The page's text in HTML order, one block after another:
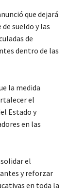
que dejará
sueldo y las
de
dentro de las
la medida
el
Estado y
en las
el
y reforzar
en toda la